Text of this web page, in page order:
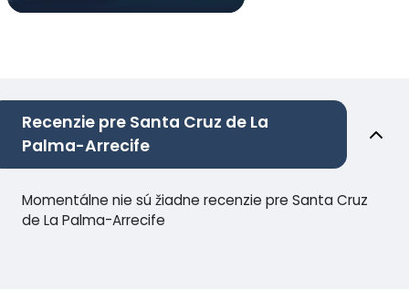
Recenzie pre Santa Cruz de La
Palma-Arrecife
Momentálne nie sú žiadne recenzie pre Santa Cruz
de La Palma-Arrecife